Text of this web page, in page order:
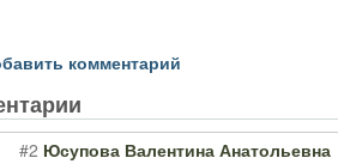
комментарий
#2 Юсупова Валентина Анатольевна